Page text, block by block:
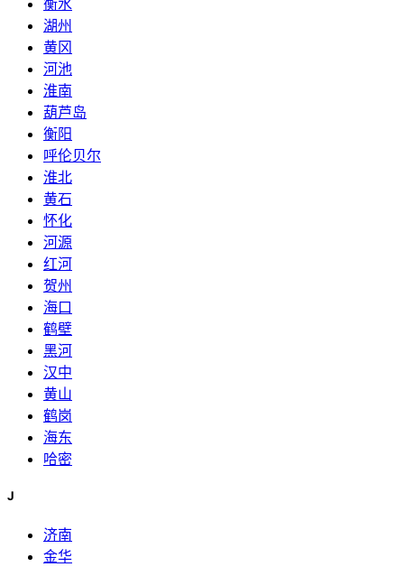
湖州
黄冈
河池
淮南
葫芦岛
衡阳
呼伦贝尔
淮北
黄石
怀化
河源
红河
贺州
海口
鹤壁
黑河
汉中
黄山
鹤岗
海东
哈密
J
济南
金华